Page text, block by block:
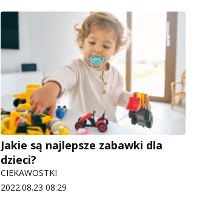
Jakie są najlepsze zabawki dla
dzieci?
CIEKAWOSTKI
2022.08.23 08:29